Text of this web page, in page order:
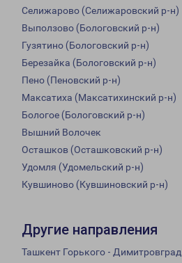
Селижарово (Селижаровский р-н)
Выползово (Бологовский р-н)
Гузятино (Бологовский р-н)
Березайка (Бологовский р-н)
Пено (Пеновский р-н)
Максатиха (Максатихинский р-н)
Бологое (Бологовский р-н)
Вышний Волочек
Осташков (Осташковский р-н)
Удомля (Удомельский р-н)
Кувшиново (Кувшиновский р-н)
Другие направления
Ташкент Горького - Димитровград